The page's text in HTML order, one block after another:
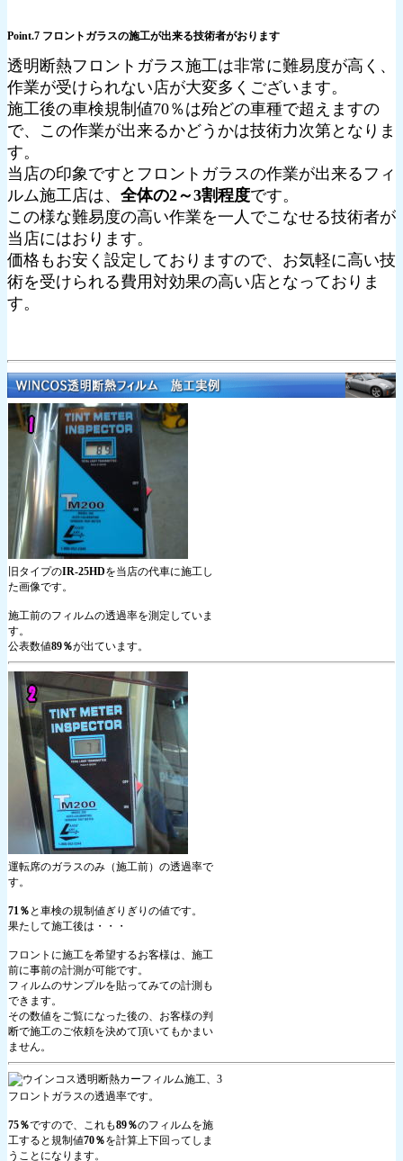
Point.7 フロントガラスの施工が出来る技術者がおります
透明断熱フロントガラス施工は非常に難易度が高く、
作業が受けられない店が大変多くございます。
施工後の車検規制値70％は殆どの車種で超えますの
で、この作業が出来るかどうかは技術力次第となりま
す。
当店の印象ですとフロントガラスの作業が出来るフィ
ルム施工店は、 全体の2～3割程度です。
この様な難易度の高い作業を一人でこなせる技術者が
当店にはおります。
価格もお安く設定しておりますので、お気軽に高い技
術を受けられる費用対効果の高い店となっておりま
す。
旧タイプのIR-25HDを当店の代車に施工し
た画像です。
施工前のフィルムの透過率を測定していま
す。
公表数値89％が出ています。
運転席のガラスのみ（施工前）の透過率で
す。
71％ と車検の規制値ぎりぎりの値です。
果たして施工後は・・・
フロントに施工を希望するお客様は、施工
前に事前の計測が可能です。
フィルムのサンプルを貼ってみての計測も
できます。
その数値をご覧になった後の、お客様の判
断で施工のご依頼を決めて頂いてもかまい
ません。
フロントガラスの透過率です。
75％ですので、これも89％のフィルムを施
工すると規制値70％を計算上下回ってしま
うことになります。